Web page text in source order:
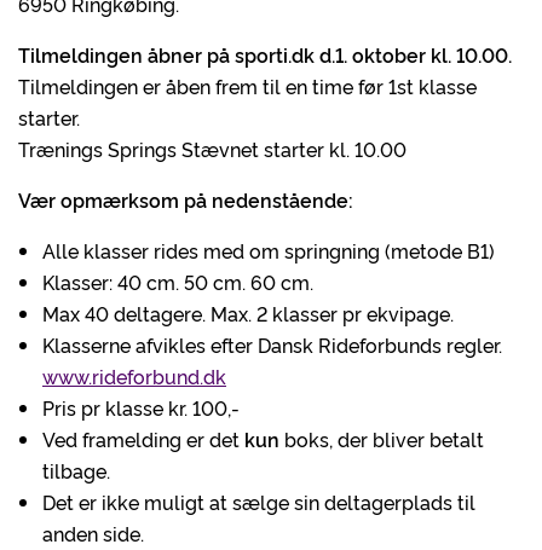
Tilmeldingen åbner på sporti.dk d.1. oktober kl. 10.00.
Tilmeldingen er åben frem til en time før 1st klasse
starter.
Trænings Springs Stævnet starter kl. 10.00
Vær opmærksom på nedenstående:
Alle klasser rides med om springning (metode B1)
Klasser: 40 cm. 50 cm. 60 cm.
Max 40 deltagere. Max. 2 klasser pr ekvipage.
Klasserne afvikles efter Dansk Rideforbunds regler.
www.rideforbund.dk
Pris pr klasse kr. 100,-
Ved framelding er det kun boks, der bliver betalt
tilbage.
Det er ikke muligt at sælge sin deltagerplads til
anden side.